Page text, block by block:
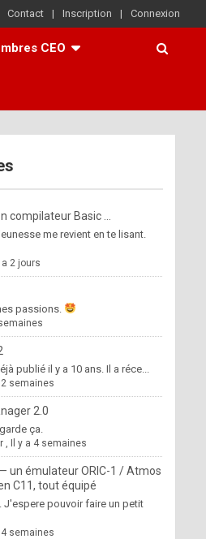
Contact Inscription Connexion
CEO
compilateur Basic ...
me revient en te lisant.
a 2 jours
passions.
semaines
publié il y a 10 ans. Il a réce...
2 semaines
2.0
ça.
, Il y a 4 semaines
un émulateur ORIC-1 / Atmos
C11, tout équipé
J'espere pouvoir faire un petit
4 semaines